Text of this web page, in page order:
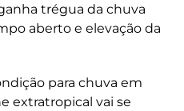
trégua da chuva
aberto e elevação da
para chuva em
extratropical vai se